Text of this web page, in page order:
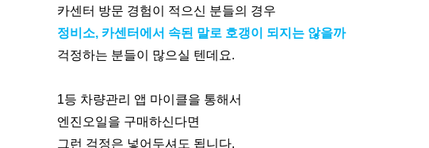
카센터 방문 경험이 적으신 분들의 경우
정비소, 카센터에서 속된 말로 호갱이 되지는 않을까
걱정하는 분들이 많으실 텐데요.
1등 차량관리 앱 마이클을 통해서
엔진오일을 구매하신다면
그런 걱정은 넣어두셔도 됩니다.